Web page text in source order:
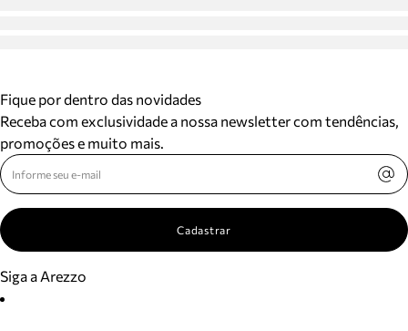
Fique por dentro das novidades
Receba com exclusividade a nossa newsletter com tendências,
promoções e muito mais.
Cadastrar
Siga a Arezzo